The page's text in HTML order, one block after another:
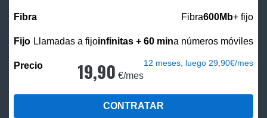
Fibra600Mb+ fijo
Llamadas a fijoinfinitas + 60 mina números móviles
19,90 €/mes
12 meses, luego 29,90€/mes
CONTRATAR